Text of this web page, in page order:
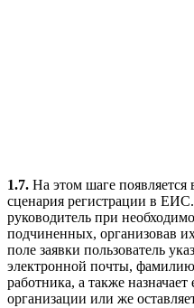
1.7. На этом шаге
сценария регистрации в
руководитель при
подчиненных, организовав
поле заявки пользователь
электронной почты,
работника, а также
организации или же